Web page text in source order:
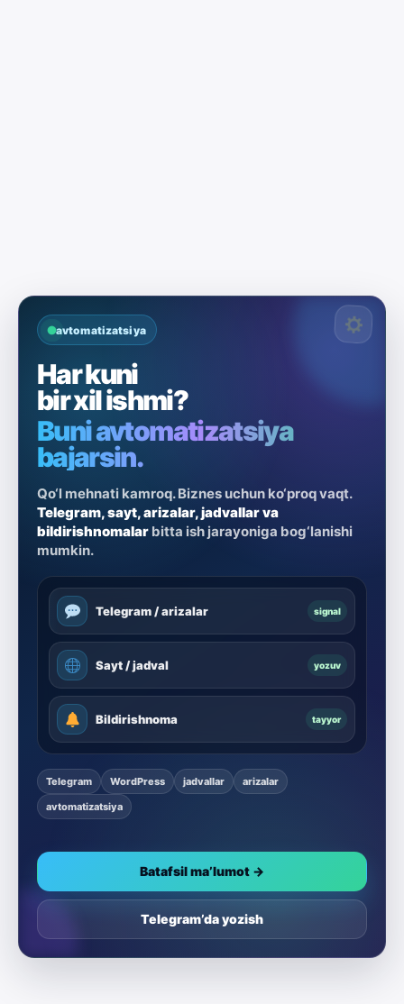
avtomatizatsiya
Har kuni
bir xil ishmi?
Buni avtomatizatsiya
bajarsin.
Qo‘l mehnati kamroq. Biznes uchun ko‘proq vaqt.
Telegram, sayt, arizalar, jadvallar va
bildirishnomalar bitta ish jarayoniga bog‘lanishi
mumkin.
Telegram / arizalar signal
Sayt / jadval yozuv
Bildirishnoma tayyor
Telegram WordPress jadvallar
arizalar
avtomatizatsiya
Batafsil ma’lumot →
Telegram’da yozish